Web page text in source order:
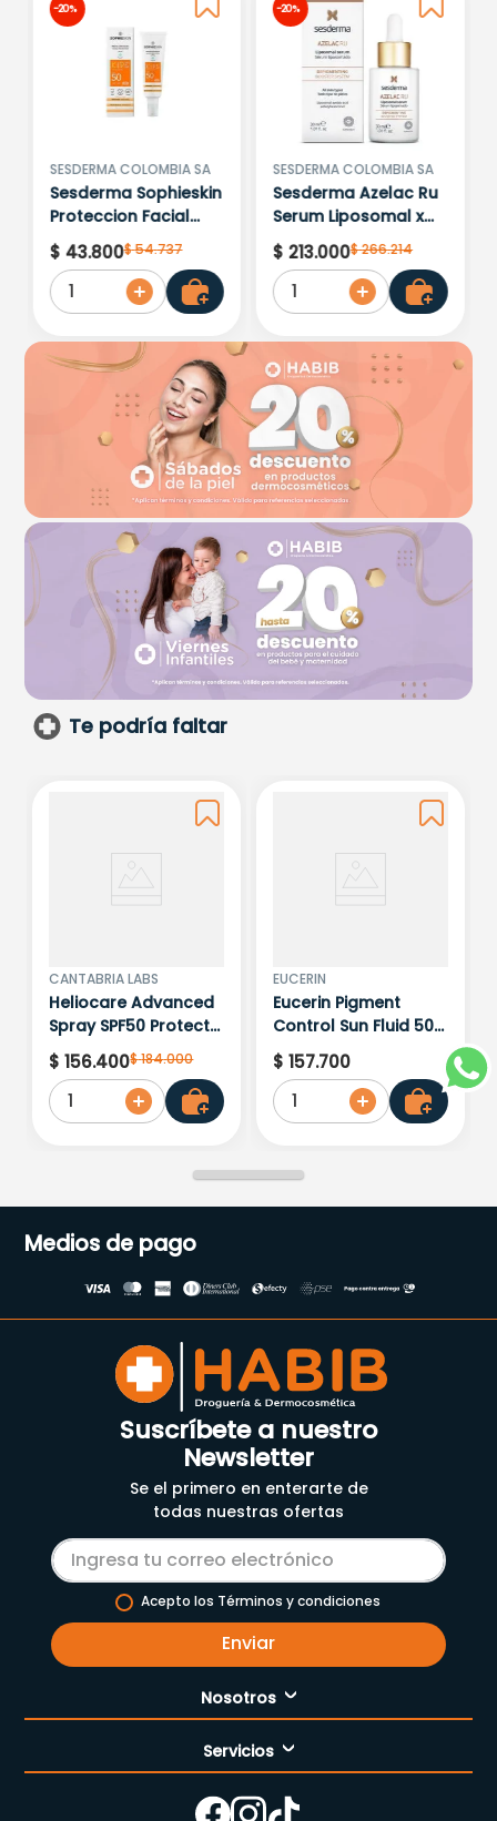
Por favor, inicia sesión para
escribir un comentario.
Más reciente
-20 %
SESDERMA COLOMBIA SA
Sesderma Sophieskin
Proteccion Facial
Kids Hypoallergenic
Spf 500 Moisturising
$ 43.800$54.737
1
-20 %
SESDERMA COLOMBIA SA
Sesderma Azelac Ru
Serum Liposomal x
30ml
$ 213.000$266.214
1
Te podría faltar
CANTABRIA LABS
Heliocare Advanced
Spray SPF50 Protect
X 200ML
$ 156.400$184.000
1
EUCERIN
Eucerin Pigment
Control Sun Fluid 50+
X 50Ml
$ 157.700
1
Medios de pago
Suscríbete a nuestro
Newsletter
Se el primero en enterarte de
todas nuestras ofertas
Acepto los Términos y condiciones
Enviar
Nosotros
Nuestra empresa
Cómo comprar
Servicios
Enfermería